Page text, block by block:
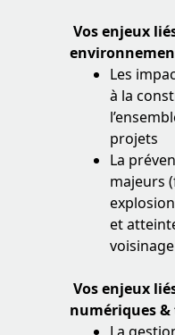
Vos enjeux
Les
à la
projets
La
majeurs
et
voisinage
Vos enjeux
numériques